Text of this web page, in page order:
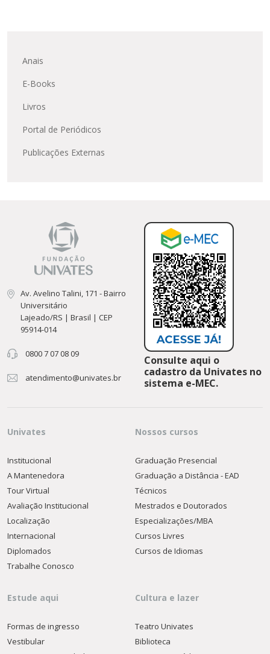
Anais
E-Books
Livros
Portal de Periódicos
Publicações Externas
Av. Avelino Talini, 171 - Bairro
Universitário
Lajeado/RS | Brasil | CEP
95914-014
0800 7 07 08 09
atendimento@univates.br
Consulte aqui o
cadastro da Univates no
sistema e-MEC.
Univates
Institucional
A Mantenedora
Tour Virtual
Avaliação Institucional
Localização
Internacional
Diplomados
Trabalhe Conosco
Nossos cursos
Graduação Presencial
Graduação a Distância - EAD
Técnicos
Mestrados e Doutorados
Especializações/MBA
Cursos Livres
Cursos de Idiomas
Estude aqui
Formas de ingresso
Vestibular
Cultura e lazer
Teatro Univates
Biblioteca